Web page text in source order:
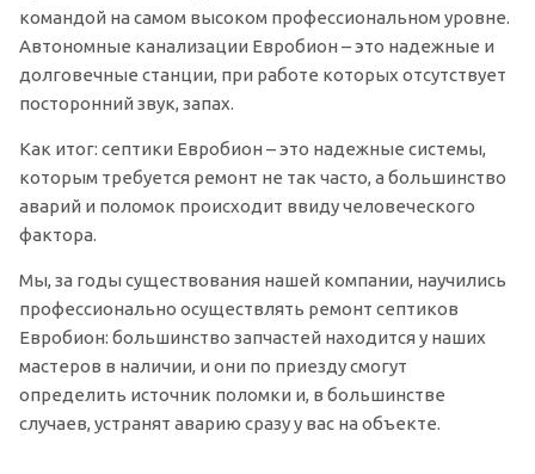
командой на самом высоком профессиональном уровне.
Автономные канализации Евробион – это надежные и
долговечные станции, при работе которых отсутствует
посторонний звук, запах.
Как итог: септики Евробион – это надежные системы,
которым требуется ремонт не так часто, а большинство
аварий и поломок происходит ввиду человеческого
фактора.
Мы, за годы существования нашей компании, научились
профессионально осуществлять ремонт септиков
Евробион: большинство запчастей находится у наших
мастеров в наличии, и они по приезду смогут
определить источник поломки и, в большинстве
случаев, устранят аварию сразу у вас на объекте.